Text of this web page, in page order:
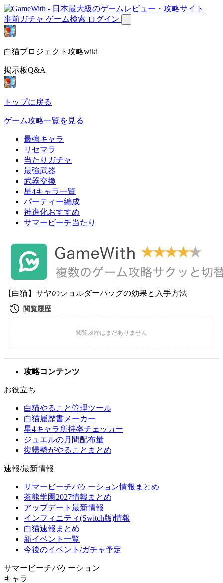
事前ガチャ ゲーム検索 ログイン
白猫プロジェクト攻略wiki
掲示板Q&A
トップに戻る
ゲーム攻略一覧を見る
最強キャラ
リセマラ
当たりガチャ
最強武器
武器交換
星4キャラ一覧
パーティー編成
神進化おすすめ
サマービーチ当たり
【白猫】サヤのショルダーバッグの効果と入手方法
攻略コンテンツ
お役立ち
白猫やること管理ツール
白猫履歴書メーカー
星4キャラ所持率チェッカー
ジュエルの月間配布量
復帰勢がやることまとめ
速報/最新情報
サマービーチバケーション情報まとめ
茶熊学園2027情報まとめ
アップデート最新情報
インフィニティ(Switch版)情報
白猫速報まとめ
新イベント一覧
今後のイベント/ガチャ予定
サマービーチバケーション
キャラ